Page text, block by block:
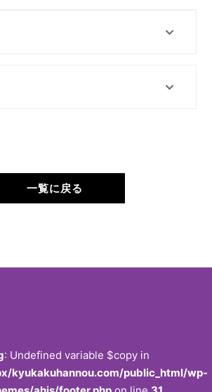
一覧に戻る
: Undefined variable $copy in
kyukakuhannou.com/public_html/wp-